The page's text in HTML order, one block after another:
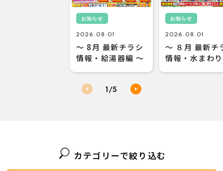
お知らせ
2026.08.01
～ 8月 最新チラシ
情報・給湯器編 ～
お知らせ
2026.08.01
～ ８月 最新チ
情報・水まわ
/5
カテゴリーで絞り込む